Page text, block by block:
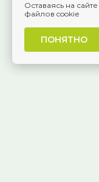
Оставаясь на
файлов cookie
ПОНЯТНО